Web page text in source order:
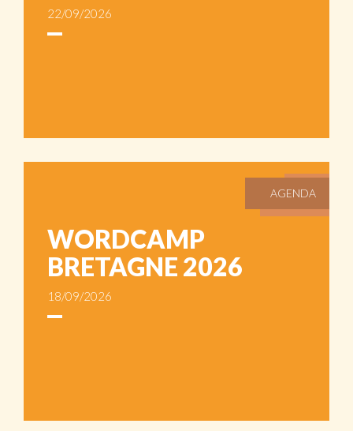
22/09/2026
AGENDA
WORDCAMP
BRETAGNE 2026
18/09/2026